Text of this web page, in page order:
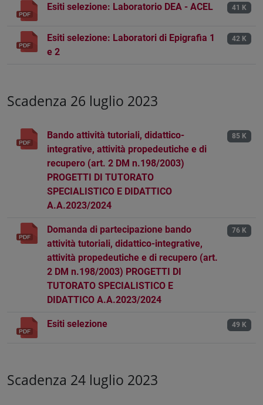
Esiti selezione: Laboratorio DEA - ACEL 41 K
Esiti selezione: Laboratori di Epigrafia 1
e 2
42 K
Scadenza 26 luglio 2023
Bando attività tutoriali, didattico-
integrative, attività propedeutiche e di
recupero (art. 2 DM n.198/2003)
PROGETTI DI TUTORATO
SPECIALISTICO E DIDATTICO
A.A.2023/2024
85 K
Domanda di partecipazione bando
attività tutoriali, didattico-integrative,
attività propedeutiche e di recupero (art.
2 DM n.198/2003) PROGETTI DI
TUTORATO SPECIALISTICO E
DIDATTICO A.A.2023/2024
76 K
Esiti selezione 49 K
Scadenza 24 luglio 2023